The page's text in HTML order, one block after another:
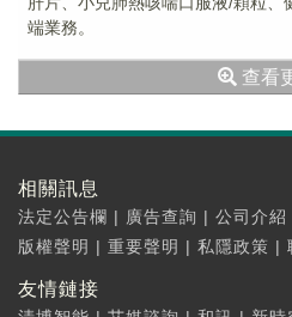
端業務。
查看
相關訊息
法定公告欄 | 廣告查詢 | 公司介紹
版權聲明 | 重要聲明 | 私隱政策 |
友情鏈接